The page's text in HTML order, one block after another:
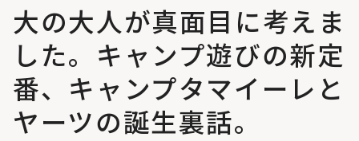
大の大人が真面目に考えま
した。キャンプ遊びの新定
番、キャンプタマイーレと
ヤーツの誕生裏話。